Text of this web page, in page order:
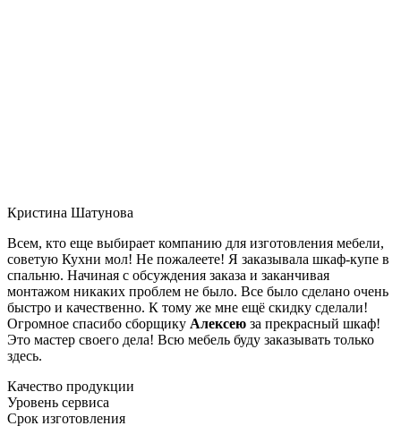
Кристина Шатунова
Всем, кто еще выбирает компанию для изготовления мебели,
советую Кухни мол! Не пожалеете! Я заказывала шкаф-купе в
спальню. Начиная с обсуждения заказа и заканчивая
монтажом никаких проблем не было. Все было сделано очень
быстро и качественно. К тому же мне ещё скидку сделали!
Огромное спасибо сборщику Алексею за прекрасный шкаф!
Это мастер своего дела! Всю мебель буду заказывать только
здесь.
Качество продукции
Уровень сервиса
Срок изготовления